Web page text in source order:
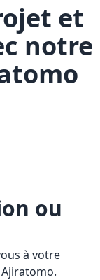
et
notre
ou
à votre